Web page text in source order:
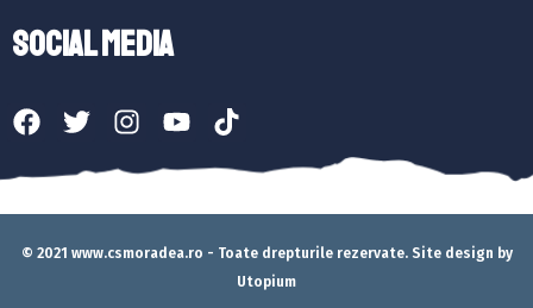
SOCIAL MEDIA
© 2021 www.csmoradea.ro - Toate drepturile rezervate. Site design by
Utopium